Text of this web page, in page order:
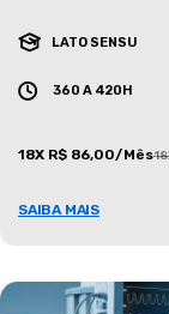
LATO SENSU
360 A 420H
18X R$ 86,00/Mês
SAIBA MAIS